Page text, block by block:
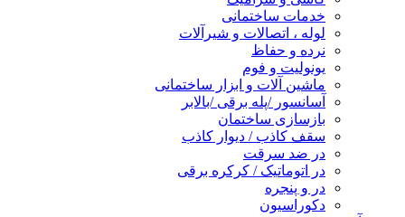
خدمات ساختمانی
لوله ، اتصالات و شیرآلات
نرده و حفاظ
یونولیت و فوم
ماشین آلات و ابزار ساختمانی
آسانسور /پله برقی /بالابر
بازسازی ساختمان
سقف کاذب / دیوار کاذب
در ضد سرقت
در اتوماتیک / کرکره برقی
در و پنجره
دکوراسیون